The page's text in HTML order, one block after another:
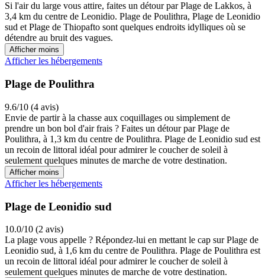
Si l'air du large vous attire, faites un détour par Plage de Lakkos, à
3,4 km du centre de Leonidio. Plage de Poulithra, Plage de Leonidio
sud et Plage de Thiopafto sont quelques endroits idylliques où se
détendre au bruit des vagues.
Afficher moins
Afficher les hébergements
Plage de Poulithra
9.6/10 (4 avis)
Envie de partir à la chasse aux coquillages ou simplement de
prendre un bon bol d'air frais ? Faites un détour par Plage de
Poulithra, à 1,3 km du centre de Poulithra. Plage de Leonidio sud est
un recoin de littoral idéal pour admirer le coucher de soleil à
seulement quelques minutes de marche de votre destination.
Afficher moins
Afficher les hébergements
Plage de Leonidio sud
10.0/10 (2 avis)
La plage vous appelle ? Répondez-lui en mettant le cap sur Plage de
Leonidio sud, à 1,6 km du centre de Poulithra. Plage de Poulithra est
un recoin de littoral idéal pour admirer le coucher de soleil à
seulement quelques minutes de marche de votre destination.